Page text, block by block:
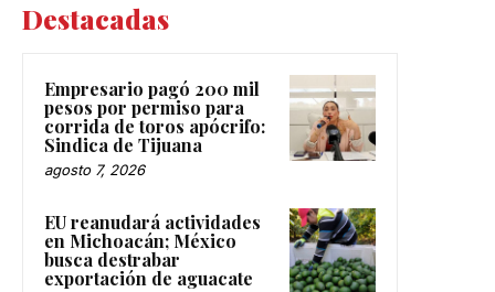
Destacadas
Empresario pagó 200 mil
pesos por permiso para
corrida de toros apócrifo:
Sindica de Tijuana
agosto 7, 2026
EU reanudará actividades
en Michoacán; México
busca destrabar
exportación de aguacate